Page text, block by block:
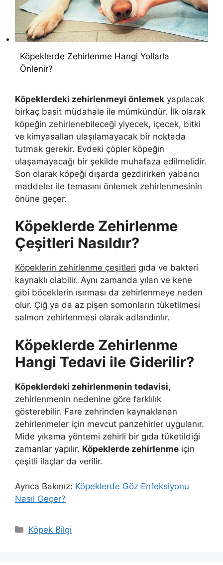
Köpeklerde Zehirlenme Hangi Yollarla
Önlenir?
Köpeklerdeki zehirlenmeyi önlemek yapılacak
birkaç basit müdahale ile mümkündür. İlk olarak
köpeğin zehirlenebileceği yiyecek, içecek, bitki
ve kimyasalları ulaşılamayacak bir noktada
tutmak gerekir. Evdeki çöpler köpeğin
ulaşamayacağı bir şekilde muhafaza edilmelidir.
Son olarak köpeği dışarda gezdirirken yabancı
maddeler ile temasını önlemek zehirlenmesinin
önüne geçer.
Köpeklerde Zehirlenme
Çeşitleri Nasıldır?
Köpeklerin zehirlenme çeşitleri gıda ve bakteri
kaynaklı olabilir. Aynı zamanda yılan ve kene
gibi böceklerin ısırması da zehirlenmeye neden
olur. Çiğ ya da az pişen somonların tüketilmesi
salmon zehirlenmesi olarak adlandırılır.
Köpeklerde Zehirlenme
Hangi Tedavi ile Giderilir?
Köpeklerdeki zehirlenmenin tedavisi,
zehirlenmenin nedenine göre farklılık
gösterebilir. Fare zehrinden kaynaklanan
zehirlenmeler için mevcut panzehirler uygulanır.
Mide yıkama yöntemi zehirli bir gıda tüketildiği
zamanlar yapılır. Köpeklerde zehirlenme için
çeşitli ilaçlar da verilir.
Ayrıca Bakınız: Köpeklerde Göz Enfeksiyonu
Nasıl Geçer?
Kategoriler
Köpek Bilgi